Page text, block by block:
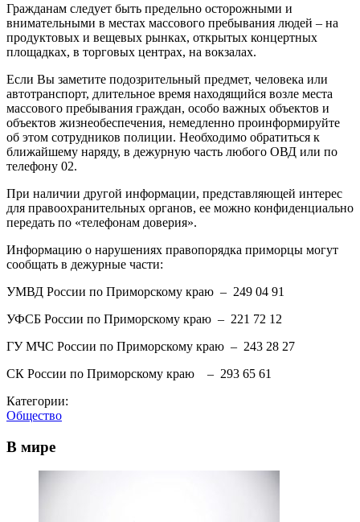
Гражданам следует быть предельно осторожными и
внимательными в местах массового пребывания людей – на
продуктовых и вещевых рынках, открытых концертных
площадках, в торговых центрах, на вокзалах.
Если Вы заметите подозрительный предмет, человека или
автотранспорт, длительное время находящийся возле места
массового пребывания граждан, особо важных объектов и
объектов жизнеобеспечения, немедленно проинформируйте
об этом сотрудников полиции. Необходимо обратиться к
ближайшему наряду, в дежурную часть любого ОВД или по
телефону 02.
При наличии другой информации, представляющей интерес
для правоохранительных органов, ее можно конфиденциально
передать по «телефонам доверия».
Информацию о нарушениях правопорядка приморцы могут
сообщать в дежурные части:
УМВД России по Приморскому краю – 249 04 91
УФСБ России по Приморскому краю – 221 72 12
ГУ МЧС России по Приморскому краю – 243 28 27
СК России по Приморскому краю – 293 65 61
Категории:
Общество
В мире